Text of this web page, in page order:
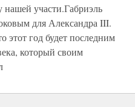
нашей участи.Габриэль
для Александра III.
этот год будет последним
который своим